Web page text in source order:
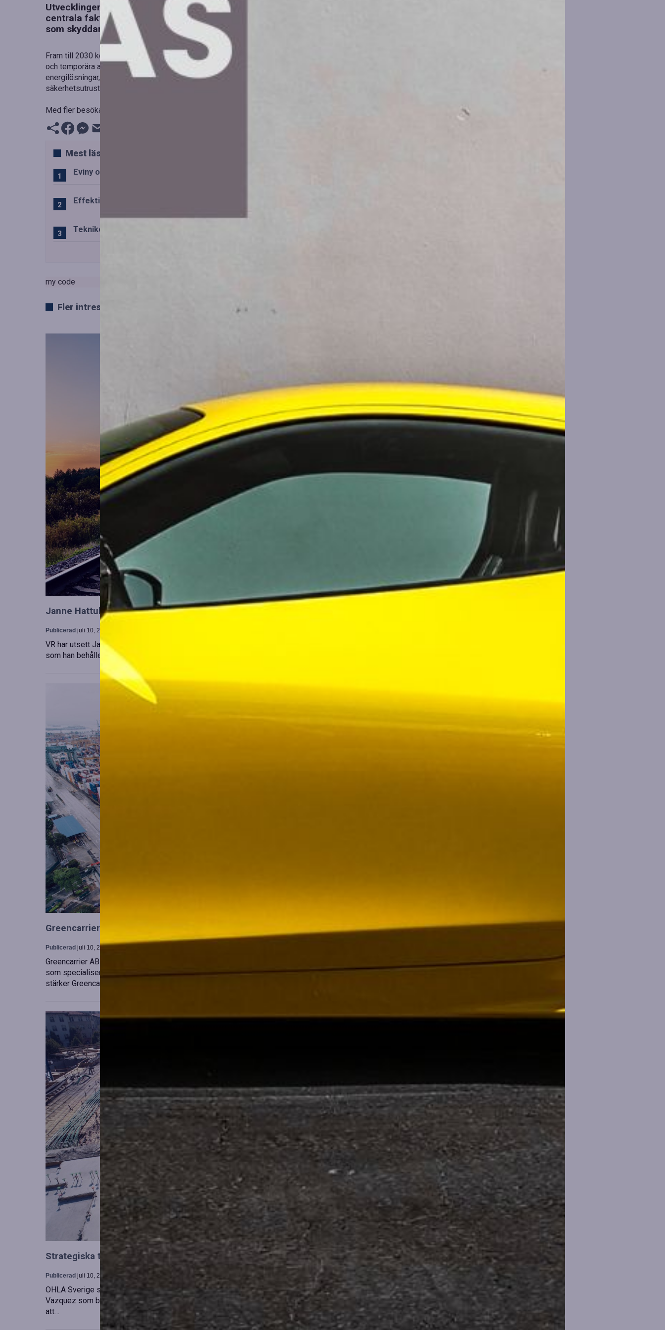
Utvecklingen inom arbetssäkerhet fortsätter att öka i takt med nya krav. Den
centrala faktorn för att hantera dessa utmaningar är säkerhetsutrustning,
som skyddar både personal och besökare i produktionsmiljöer.
Fram till 2030 kommer nya risker att uppstå i arbetsmiljöerna. Ökningen av komplexa industrimiljöer
och temporära arbetsplatser ställer krav på nya skyltar och säkerhetsåtgärder. Nya material och
energilösningar, såsom batterier och solpaneler, medför också specifika behov av
säkerhetsutrustning.
Med fler besökare på företagen ökar riskerna, vilket kräver tydligare zoner och skyltning.
Mest lästa
Eviny och Statkraft förenar snabbladdningstjänster i Norden
Effektiv drift av trafiktekniska system i Sverige
Teknikens roll i den svenska spelupplevelsen
my code
Fler intressanta artiklar
Janne Hattula tillträder som ny ledare för VR City Traffic i Sverige och Finland
Publicerad juli 10, 2026
VR har utsett Janne Hattula att leda verksamheten för upphandlad kollektivtrafik i Sverige, samtidigt
som han behåller sitt ansvar i Finland. Detta sker i kölvattnet av Johan Oscarssons avsked från…
Greencarrier utökar sin verksamhet genom förvärv av Containerhandel CARU
Publicerad juli 10, 2026
Greencarrier AB har förvärvat en majoritetsandel i Containerhandel CARU AB, ett svenskt företag
som specialiserar sig på försäljning, uthyrning och skräddarsydda containerlösningar. Detta förvärv
stärker Greencarriers ställning inom containersektorn och…
Strategiska tillskott till OHLA Sveriges ledning
Publicerad juli 10, 2026
OHLA Sverige stärker sin ledningsgrupp genom att anställa Malin Bergman som HR-chef och María
Vazquez som biträdande ekonomichef. Båda började sina nya tjänster den 1 juni 2026 och kommer
att…